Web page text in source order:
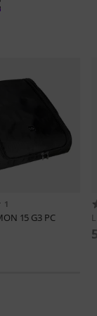
1
15 G3 PC